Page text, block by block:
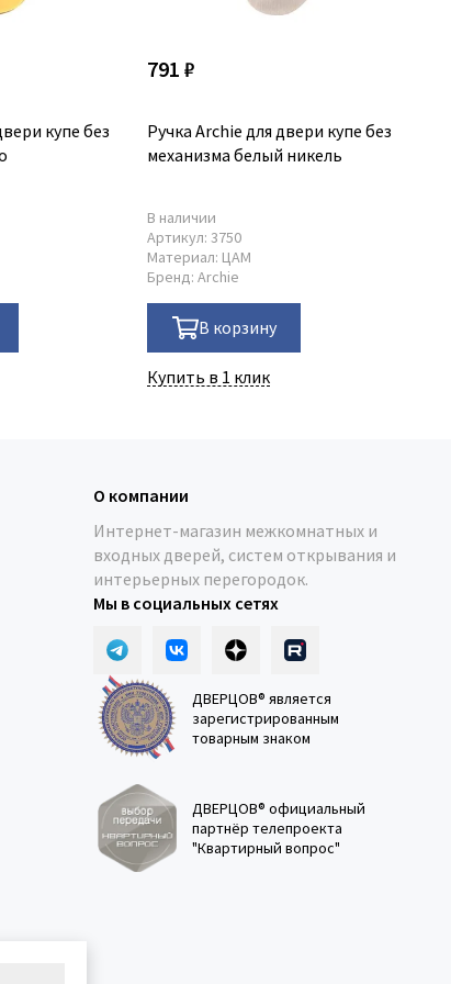
купе без
791 ₽
Ручка Archie для двери купе без
механизма белый никель
В наличии
Артикул:3750
Материал: ЦАМ
Бренд:Archie
В корзину
Купить в 1 клик
О компании
Интернет-магазин межкомнатных и
входных дверей, систем открывания и
интерьерных перегородок.
Мы в социальных сетях
ДВЕРЦОВ® является
зарегистрированным
товарным знаком
ДВЕРЦОВ® официальный
партнёр телепроекта
"Квартирный вопрос"